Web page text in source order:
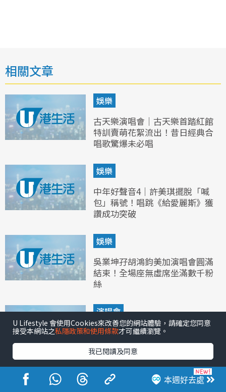
相關文章
娛樂
古天樂演唱會｜古天樂首踏紅館
特訓賣萌花絮流出！昔日經典合
唱歌驚爆未必唱
娛樂
中年好聲音4｜許美琪擺脫「喊
包」稱號！唱跳《給愛麗斯》獲
讚成功突破
娛樂
吳業坤孖胡鴻鈞美加演唱會圓滿
結束！全場座無虛席坐滿數千粉
絲
演唱會
NCT WISH FANMEETING 《六
位王子都想娶我？》 2ND
ANNIVERSARY 香港站活動詳
情/日期/時間/地點/票價一覽
本週好去處
U Lifestyle 會使用Cookies來改善您的網站體驗，請確定您同意
接受本網站之私隱政策和使用條款才可繼續瀏覽。
我已閱讀及同意